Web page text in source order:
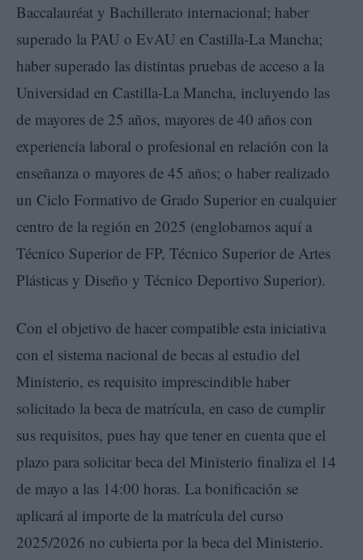
Baccalauréat y Bachillerato internacional; haber
superado la PAU o EvAU en Castilla-La Mancha;
haber superado las distintas pruebas de acceso a la
Universidad en Castilla-La Mancha, incluyendo las
de mayores de 25 años, mayores de 40 años con
experiencia laboral o profesional en relación con la
enseñanza o mayores de 45 años; o haber realizado
un Ciclo Formativo de Grado Superior en cualquier
centro de la región en 2025 (englobamos aquí a
Técnico Superior de FP, Técnico Superior de Artes
Plásticas y Diseño y Técnico Deportivo Superior).
Con el objetivo de hacer compatible esta iniciativa
con el sistema nacional de becas al estudio del
Ministerio, es requisito imprescindible haber
solicitado la beca de matrícula, en caso de cumplir
sus requisitos, pues hay que tener en cuenta que el
plazo para solicitar beca del Ministerio finaliza el 14
de mayo a las 14:00 horas. La bonificación se
aplicará al importe de la matrícula del curso
2025/2026 no cubierta por la beca del Ministerio.